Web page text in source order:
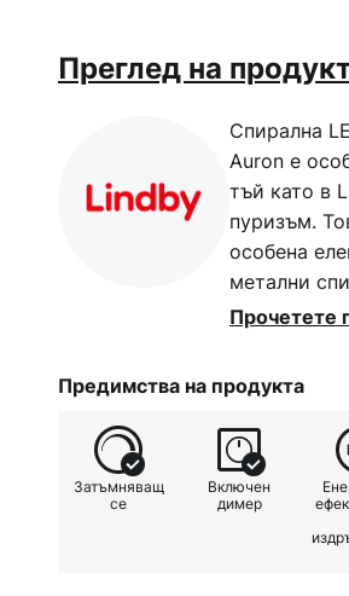
Преглед на
Спирална
Auron е
тъй като в
пуризъм.
особена
метални
ефект. При
LED лампа
помощта на
Прочетете
Предимства на продукта
Затъмняващ
се
Включен
димер